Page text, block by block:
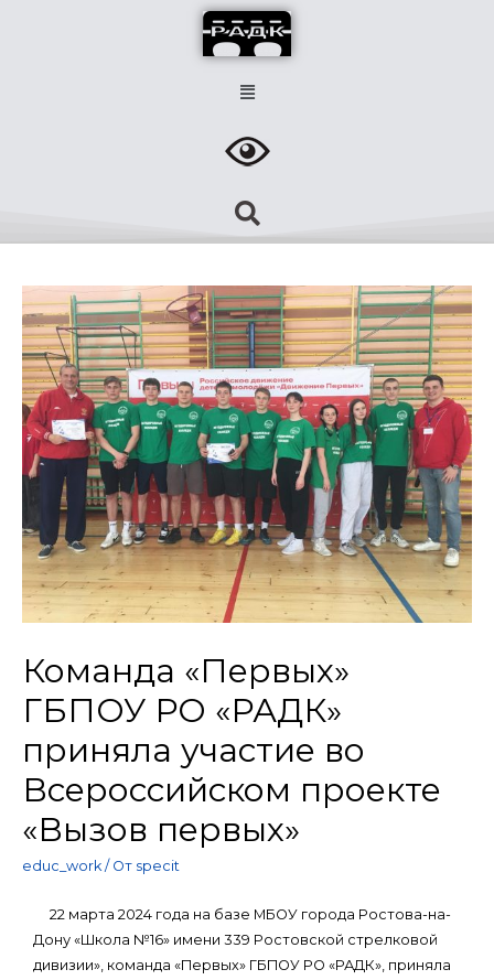
Команда «Первых»
ГБПОУ РО «РАДК»
приняла участие во
Всероссийском проекте
«Вызов первых»
educ_work/ От specit
22 марта 2024 года на базе МБОУ города Ростова-на-
Дону «Школа №16» имени 339 Ростовской стрелковой
дивизии», команда «Первых» ГБПОУ РО «РАДК», приняла